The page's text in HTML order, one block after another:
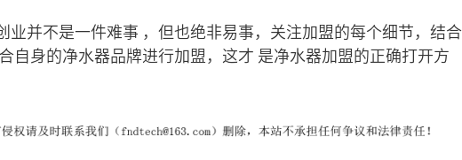
并不是一件难事 ，但也绝非易事，关注加盟的每个细节，结合
自身的净水器品牌进行加盟，这才 是净水器加盟的正确打开方